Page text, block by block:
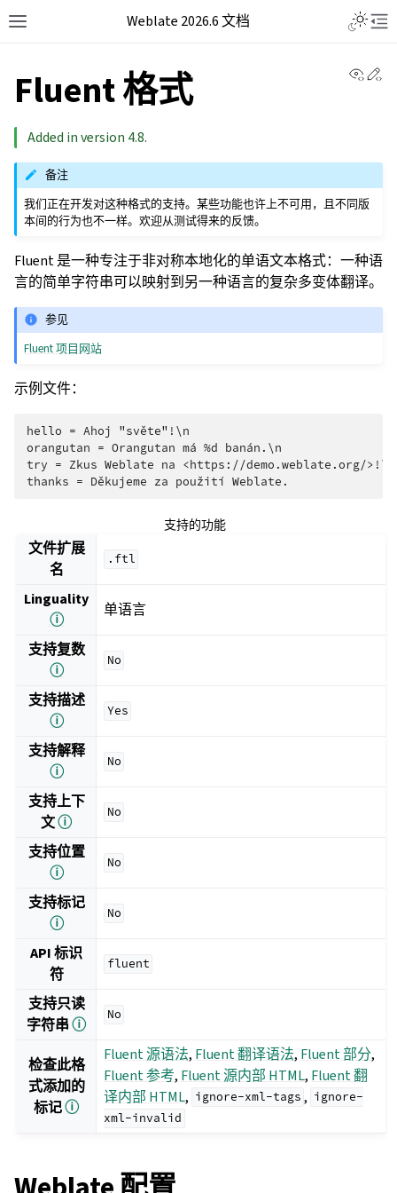
Weblate 2026.6 文档
Fluent 格式
Added in version 4.8.
备注
我们正在开发对这种格式的支持。某些功能也许上不可用，且不同版
本间的行为也不一样。欢迎从测试得来的反馈。
Fluent 是一种专注于非对称本地化的单语文本格式：一种语
言的简单字符串可以映射到另一种语言的复杂多变体翻译。
参见
Fluent 项目网站
示例文件：
hello = Ahoj "světe"!\n
orangutan = Orangutan má %d banán.\n
try = Zkus Weblate na <https://demo.weblate.org/>!\n
支持的功能
文件扩展
名
.ftl
Linguality
ⓘ
单语言
支持复数
ⓘ
No
支持描述
ⓘ
Yes
支持解释
ⓘ
No
支持上下
文ⓘ
No
支持位置
ⓘ
No
支持标记
ⓘ
No
API 标识
符
fluent
支持只读
字符串ⓘ
No
检查此格
式添加的
标记ⓘ
Fluent 源语法, Fluent 翻译语法, Fluent 部分,
Fluent 参考, Fluent 源内部 HTML, Fluent 翻
译内部 HTML, ignore-xml-tags , ignore-
xml-invalid